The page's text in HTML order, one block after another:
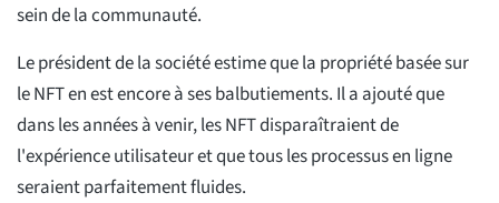
sein de la communauté.
Le président de la société estime que la propriété basée sur
le NFT en est encore à ses balbutiements. Il a ajouté que
dans les années à venir, les NFT disparaîtraient de
l'expérience utilisateur et que tous les processus en ligne
seraient parfaitement fluides.